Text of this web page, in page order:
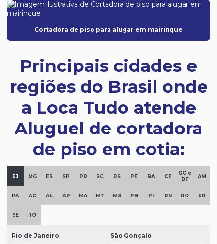
Cortadora de piso para alugar em mairinque
Principais cidades e
regiões do Brasil onde
a Loca Tudo atende
Aluguel de cortadora
de piso em cotia:
RJ MG ES SP PR SC RS PE BA CE
GO e
DF
AM
PA AC AL AP MA MT MS PB PI RN RO RR
SE TO
Rio de Janeiro São Gonçalo